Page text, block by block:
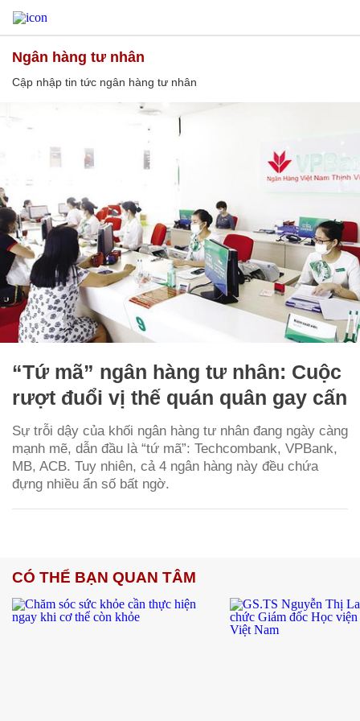
ngân hàng tư nhân
Cập nhập tin tức ngân hàng tư nhân
“Tứ mã” ngân hàng tư nhân: Cuộc
rượt đuổi vị thế quán quân gay cấn
Sự trỗi dậy của khối ngân hàng tư nhân đang ngày càng
mạnh mẽ, dẫn đầu là “tứ mã”: Techcombank, VPBank,
MB, ACB. Tuy nhiên, cả 4 ngân hàng này đều chứa
đựng nhiều ẩn số bất ngờ.
CÓ THỂ BẠN QUAN TÂM